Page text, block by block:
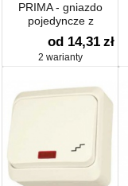
PRIMA - gniazdo
pojedyncze z
uzienieniem
od 14,31 zł
2 warianty